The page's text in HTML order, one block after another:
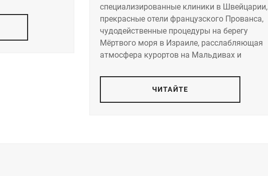
специализированные клиники в Швейцарии,
прекрасные отели французского Прованса,
чудодейственные процедуры на берегу
Мёртвого моря в Израиле, расслабляющая
атмосфера курортов на Мальдивах и
ЧИТАЙТЕ